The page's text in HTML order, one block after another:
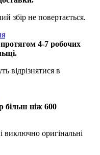
збір не повертається.
4-7 робочих
відрізнятися в
більш ніж 600
виключно оригінальні